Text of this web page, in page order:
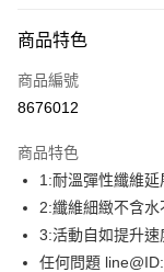
POYA支付
信用卡一次付款
Apple Pay
街口支付
悠遊付
商品特色
商品編號
8676012
商品特色
1:耐溫彈性纖維延
2:纖維細緻不含水
3:活動自如提升速
任何問題